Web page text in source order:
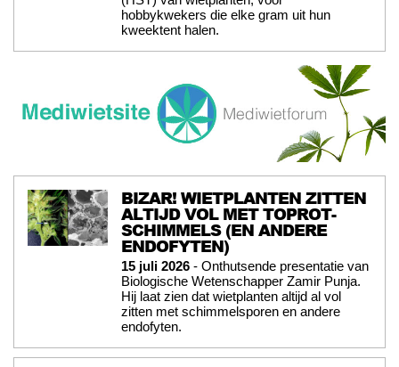
hobbykwekers die elke gram uit hun
kweektent halen.
BIZAR! WIETPLANTEN ZITTEN
ALTIJD VOL MET TOPROT-
SCHIMMELS (EN ANDERE
ENDOFYTEN)
15 juli 2026 - Onthutsende presentatie van
Biologische Wetenschapper Zamir Punja.
Hij laat zien dat wietplanten altijd al vol
zitten met schimmelsporen en andere
endofyten.